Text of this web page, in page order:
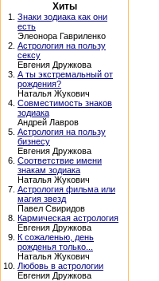
Хиты
1. Знаки зодиака как они
есть
Элеонора Гавриленко
2. Астрология на пользу
сексу
Евгения Дружкова
3. А ты экстремальный от
рождения?
Наталья Жукович
4. Совместимость знаков
зодиака
Андрей Лавров
5. Астрология на пользу
бизнесу
Евгения Дружкова
6. Соответствие имени
знакам зодиака
Наталья Жукович
7. Астрология фильма или
магия звезд
Павел Свиридов
8. Кармическая астрология
Евгения Дружкова
9. К сожаленью, день
рожденья только...
Наталья Жукович
10. Любовь в астрологии
Евгения Дружкова